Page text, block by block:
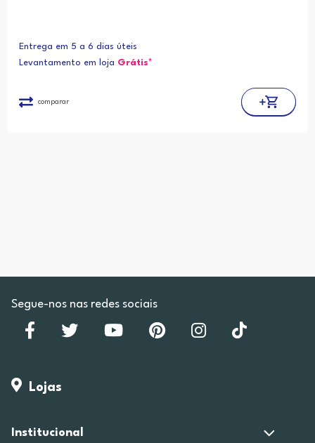
Entrega em 5 a 6 dias úteis
Levantamento em loja Grátis*
comparar
Segue-nos nas redes sociais
Lojas
Institucional